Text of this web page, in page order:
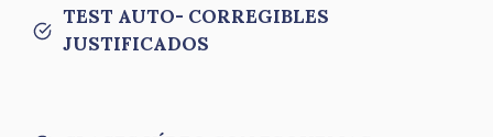
TEST AUTO- CORREGIBLES
JUSTIFICADOS